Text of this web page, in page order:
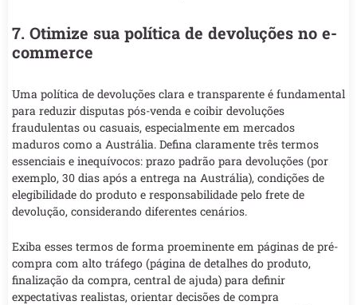
7. Otimize sua política de devoluções no e-
commerce
Uma política de devoluções clara e transparente é fundamental
para reduzir disputas pós-venda e coibir devoluções
fraudulentas ou casuais, especialmente em mercados
maduros como a Austrália. Defina claramente três termos
essenciais e inequívocos: prazo padrão para devoluções (por
exemplo, 30 dias após a entrega na Austrália), condições de
elegibilidade do produto e responsabilidade pelo frete de
devolução, considerando diferentes cenários.
Exiba esses termos de forma proeminente em páginas de pré-
compra com alto tráfego (página de detalhes do produto,
finalização da compra, central de ajuda) para definir
expectativas realistas, orientar decisões de compra